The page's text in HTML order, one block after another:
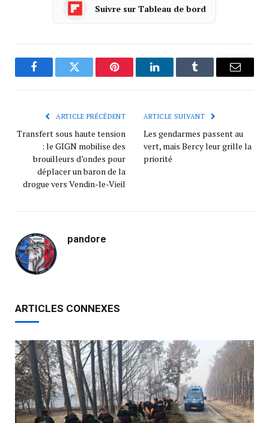
Suivre sur Tableau de bord
FacebookTwitter Pinterest LinkedInTumblr
ARTICLE PRÉCÉDENT
Transfert sous haute tension
: le GIGN mobilise des
brouilleurs d’ondes pour
déplacer un baron de la
drogue vers Vendin-le-Vieil
ARTICLE SUIVANT
Les gendarmes passent au
vert, mais Bercy leur grille la
priorité
pandore
ARTICLES CONNEXES